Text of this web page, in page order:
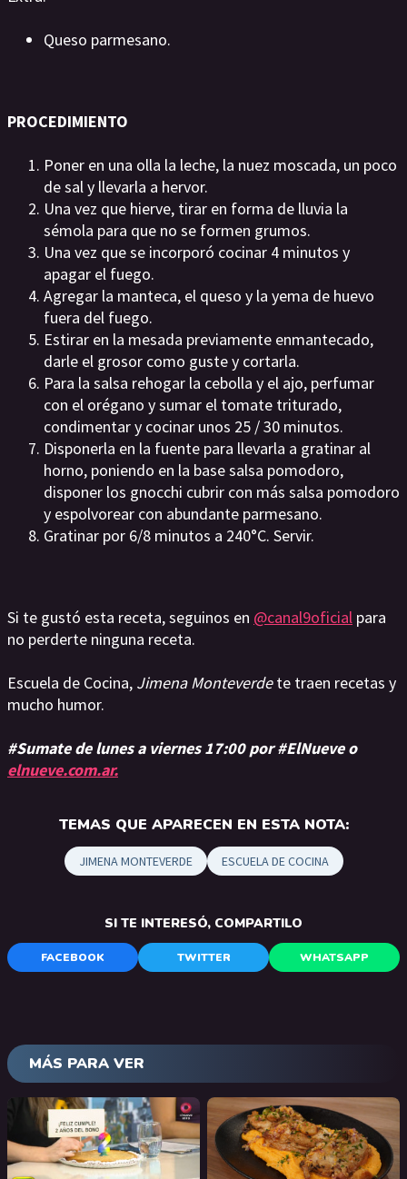
Queso parmesano.
PROCEDIMIENTO
Poner en una olla la leche, la nuez moscada, un poco
de sal y llevarla a hervor.
Una vez que hierve, tirar en forma de lluvia la
sémola para que no se formen grumos.
Una vez que se incorporó cocinar 4 minutos y
apagar el fuego.
Agregar la manteca, el queso y la yema de huevo
fuera del fuego.
Estirar en la mesada previamente enmantecado,
darle el grosor como guste y cortarla.
Para la salsa rehogar la cebolla y el ajo, perfumar
con el orégano y sumar el tomate triturado,
condimentar y cocinar unos 25 / 30 minutos.
Disponerla en la fuente para llevarla a gratinar al
horno, poniendo en la base salsa pomodoro,
disponer los gnocchi cubrir con más salsa pomodoro
y espolvorear con abundante parmesano.
Gratinar por 6/8 minutos a 240°C. Servir.
Si te gustó esta receta, seguinos en @canal9oficial para
no perderte ninguna receta.
Escuela de Cocina, Jimena Monteverdete traen recetas y
mucho humor.
#Sumate de lunes a viernes 17:00 por #ElNueve o
elnueve.com.ar.
TEMAS QUE APARECEN EN ESTA NOTA:
JIMENA MONTEVERDE ESCUELA DE COCINA
SI TE INTERESÓ, COMPARTILO
FACEBOOK TWITTER WHATSAPP
MÁS PARA VER